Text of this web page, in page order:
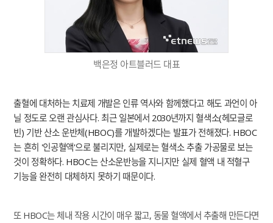
백은정 아트블러드 대표
출혈에 대처하는 치료제 개발은 인류 역사와 함께했다고 해도 과언이 아
닐 정도로 오랜 관심사다. 최근 일본에서 2030년까지 혈색소(헤모글로
빈) 기반 산소 운반체(HBOC)를 개발하겠다는 발표가 전해졌다. HBOC
는 흔히 '인공혈액'으로 불리지만, 실제로는 혈색소 추출 가공물로 보는
것이 정확하다. HBOC는 산소운반능을 지니지만 실제 혈액 내 적혈구
기능을 완전히 대체하지 못하기 때문이다.
또 HBOC는 체내 작용 시간이 매우 짧고, 동물 혈액에서 추출해 만든다면